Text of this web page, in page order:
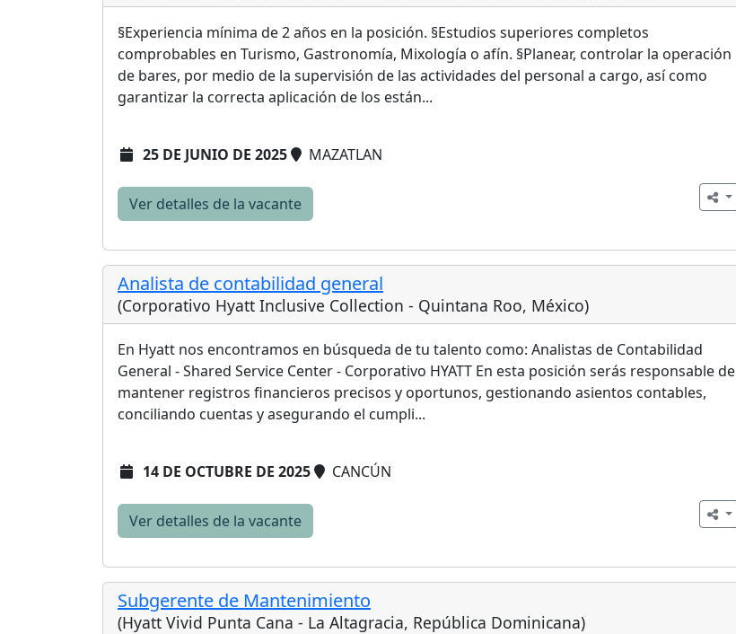
§Experiencia mínima de 2 años en la posición. §Estudios superiores completos
comprobables en Turismo, Gastronomía, Mixología o afín. §Planear, controlar la operación
de bares, por medio de la supervisión de las actividades del personal a cargo, así como
garantizar la correcta aplicación de los están...
25 DE JUNIO DE 2025 MAZATLAN
Ver detalles de la vacante
Analista de contabilidad general
(Corporativo Hyatt Inclusive Collection - Quintana Roo, México)
En Hyatt nos encontramos en búsqueda de tu talento como: Analistas de Contabilidad
General - Shared Service Center - Corporativo HYATT En esta posición serás responsable de
mantener registros financieros precisos y oportunos, gestionando asientos contables,
conciliando cuentas y asegurando el cumpli...
14 DE OCTUBRE DE 2025 CANCÚN
Ver detalles de la vacante
Subgerente de Mantenimiento
(Hyatt Vivid Punta Cana - La Altagracia, República Dominicana)